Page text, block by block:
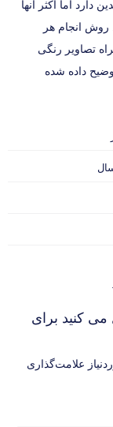
دارد اما اکثر آنها
انجام هر
تصاویر رنگی
داده شده
می کنید برای
علامت‌گذاری